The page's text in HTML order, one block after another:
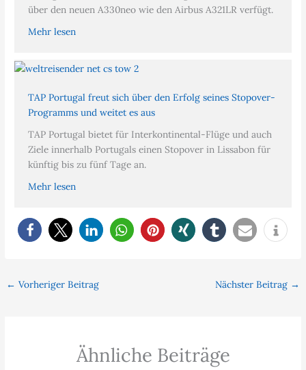
über den neuen A330neo wie den Airbus A321LR verfügt.
Mehr lesen
TAP Portugal freut sich über den Erfolg seines Stopover-
Programms und weitet es aus
TAP Portugal bietet für Interkontinental-Flüge und auch
Ziele innerhalb Portugals einen Stopover in Lissabon für
künftig bis zu fünf Tage an.
Mehr lesen
← Vorheriger Beitrag Nächster Beitrag →
Ähnliche Beiträge